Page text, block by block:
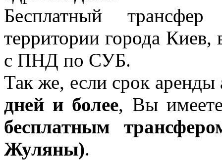
Бесплатный
территории города
с ПНД по СУБ.
Так же, если срок аренды
дней и более, Вы имеете
бесплатным
Жуляны).